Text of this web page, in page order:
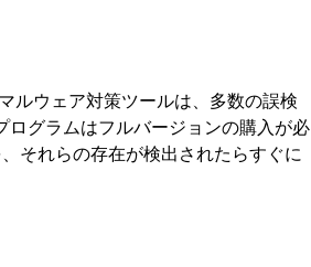
ルウェア対策ツールは、多数の誤検
ログラムはフルバージョンの購入が必
それらの存在が検出されたらすぐに